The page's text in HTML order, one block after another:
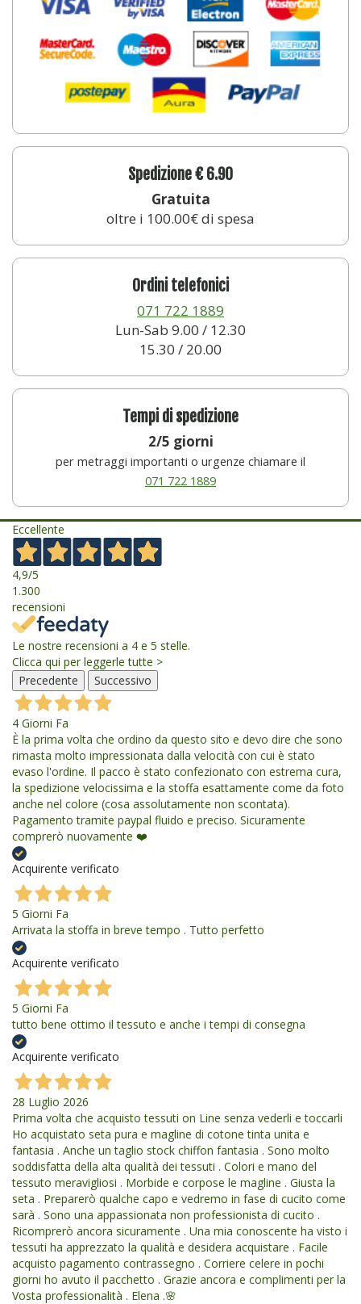
Spedizione € 6.90
Gratuita
oltre i 100.00€ di spesa
Ordini telefonici
071 722 1889
Lun-Sab 9.00 / 12.30
15.30 / 20.00
Tempi di spedizione
2/5 giorni
per metraggi importanti o urgenze chiamare il
071 722 1889
Eccellente
4,9/5
1.300
recensioni
Le nostre recensioni a 4 e 5 stelle.
Clicca qui per leggerle tutte >
Precedente
Successivo
4 Giorni Fa
È la prima volta che ordino da questo sito e devo dire che sono
rimasta molto impressionata dalla velocità con cui è stato
evaso l'ordine. Il pacco è stato confezionato con estrema cura,
la spedizione velocissima e la stoffa esattamente come da foto
anche nel colore (cosa assolutamente non scontata).
Pagamento tramite paypal fluido e preciso. Sicuramente
comprerò nuovamente ❤️
Acquirente verificato
5 Giorni Fa
Arrivata la stoffa in breve tempo . Tutto perfetto
Acquirente verificato
5 Giorni Fa
tutto bene ottimo il tessuto e anche i tempi di consegna
Acquirente verificato
28 Luglio 2026
Prima volta che acquisto tessuti on Line senza vederli e toccarli
Ho acquistato seta pura e magline di cotone tinta unita e
fantasia . Anche un taglio stock chiffon fantasia . Sono molto
soddisfatta della alta qualità dei tessuti . Colori e mano del
tessuto meravigliosi . Morbide e corpose le magline . Giusta la
seta . Preparerò qualche capo e vedremo in fase di cucito come
sarà . Sono una appassionata non professionista di cucito .
Ricomprerò ancora sicuramente . Una mia conoscente ha visto i
tessuti ha apprezzato la qualità e desidera acquistare . Facile
acquisto pagamento contrassegno . Corriere celere in pochi
giorni ho avuto il pacchetto . Grazie ancora e complimenti per la
Vosta professionalità . Elena .🌸